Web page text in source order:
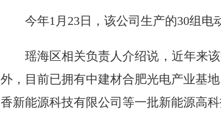
今年1月23日，该公司生产的30组电
瑶海区相关负责人介绍说，近年来该
外，目前已拥有中建材合肥光电产业基
香新能源科技有限公司等一批新能源高科